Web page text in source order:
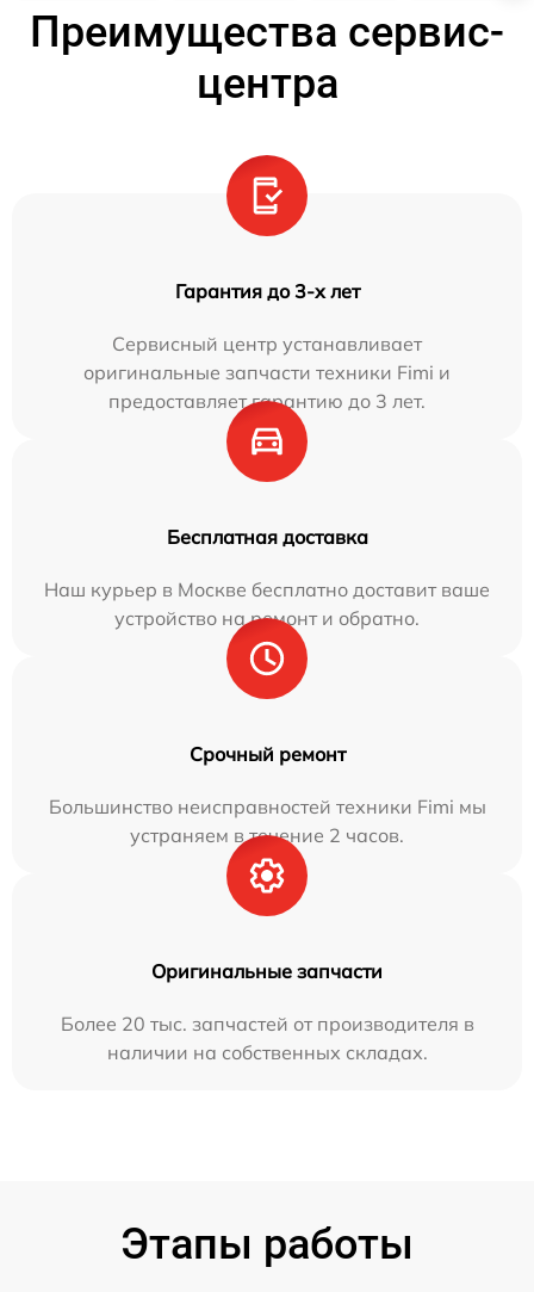
Преимущества сервис-
центра
Гарантия до 3-х лет
Сервисный центр устанавливает
оригинальные запчасти техники Fimi и
предоставляет гарантию до 3 лет.
Бесплатная доставка
Наш курьер в Москве бесплатно доставит ваше
устройство на ремонт и обратно.
Срочный ремонт
Большинство неисправностей техники Fimi мы
устраняем в течение 2 часов.
Оригинальные запчасти
Более 20 тыс. запчастей от производителя в
наличии на собственных складах.
Этапы работы